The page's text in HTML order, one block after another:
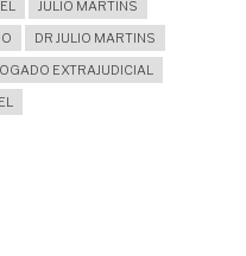
JULIO MARTINS
DR JULIO MARTINS
EXTRAJUDICIAL